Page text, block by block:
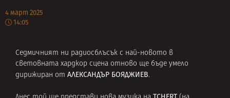
4 март 2025
14:05
Седмичният ни радиосблъсък с най-новото в
световната хардкор сцена отново ще бъде умело
дирижиран от АЛЕКСАНДЪР БОЯДЖИЕВ.